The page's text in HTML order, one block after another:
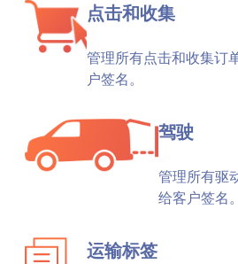
点击和收集
管理所有点击和收集订
户签名。
驾驶
管理所有驱
给客户签名。
运输标签